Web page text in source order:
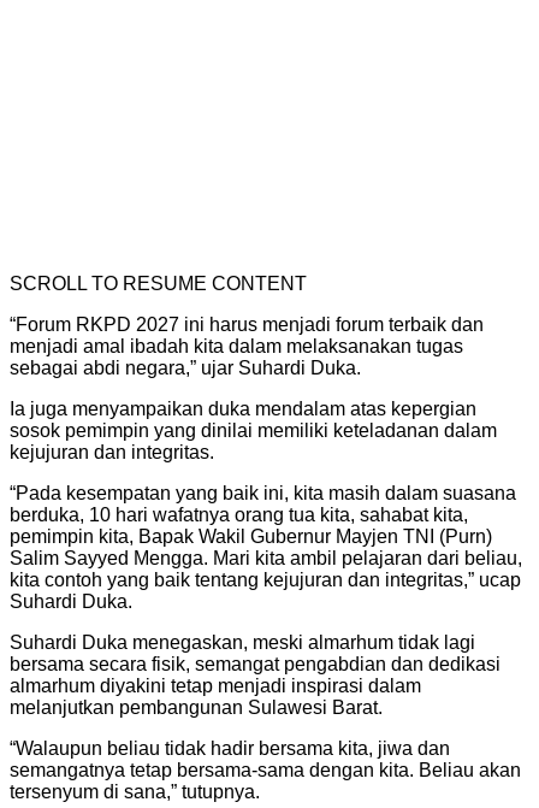
SCROLL TO RESUME CONTENT
“Forum RKPD 2027 ini harus menjadi forum terbaik dan
menjadi amal ibadah kita dalam melaksanakan tugas
sebagai abdi negara,” ujar Suhardi Duka.
Ia juga menyampaikan duka mendalam atas kepergian
sosok pemimpin yang dinilai memiliki keteladanan dalam
kejujuran dan integritas.
“Pada kesempatan yang baik ini, kita masih dalam suasana
berduka, 10 hari wafatnya orang tua kita, sahabat kita,
pemimpin kita, Bapak Wakil Gubernur Mayjen TNI (Purn)
Salim Sayyed Mengga. Mari kita ambil pelajaran dari beliau,
kita contoh yang baik tentang kejujuran dan integritas,” ucap
Suhardi Duka.
Suhardi Duka menegaskan, meski almarhum tidak lagi
bersama secara fisik, semangat pengabdian dan dedikasi
almarhum diyakini tetap menjadi inspirasi dalam
melanjutkan pembangunan Sulawesi Barat.
“Walaupun beliau tidak hadir bersama kita, jiwa dan
semangatnya tetap bersama-sama dengan kita. Beliau akan
tersenyum di sana,” tutupnya.